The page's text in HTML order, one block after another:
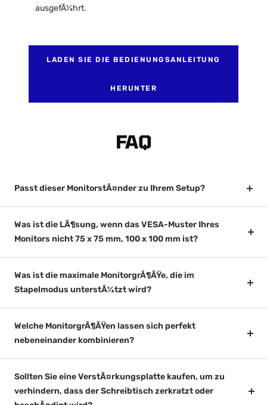
ausgefÃ¼hrt.
LADEN SIE DIE BEDIENUNGSANLEITUNG
HERUNTER
FAQ
Passt dieser MonitorstÃ¤nder zu Ihrem Setup?
Was ist die LÃ¶sung, wenn das VESA-Muster Ihres
Monitors nicht 75 x 75 mm, 100 x 100 mm ist?
Was ist die maximale MonitorgrÃ¶ÃŸe, die im
Stapelmodus unterstÃ¼tzt wird?
Welche MonitorgrÃ¶ÃŸen lassen sich perfekt
nebeneinander kombinieren?
Sollten Sie eine VerstÃ¤rkungsplatte kaufen, um zu
verhindern, dass der Schreibtisch zerkratzt oder